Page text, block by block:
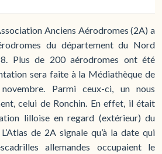
Anciens Aérodromes (2A) a
du département du Nord
Plus de 200 aérodromes ont été
sera faite à la Médiathèque de
novembre. Parmi ceux-ci, un nous
celui de Ronchin. En effet, il était
lilloise en regard (extérieur) du
de 2A signale qu’à la date qui
allemandes occupaient le